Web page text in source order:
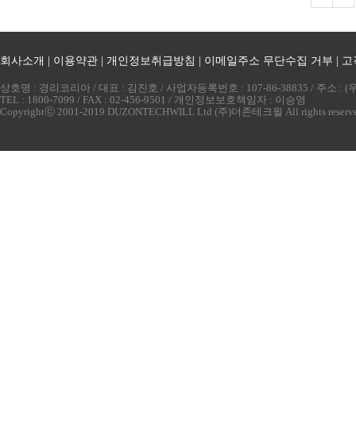
회사소개 이용약관 개인정보취급방침 이메일주소 무단수집 거부 고
상호명 : 경리코리아 / 대표 : 김진호 / 사업자등록번호 : 107-86-38835 / 주소 :
TEL : 1800-7099 / FAX : 02-456-9501 / 개인정보보호책임자 : 이승영
Copyrightⓒ 2001-2019 DUZONTECHWILL Ltd (주)더존테크윌 All rights